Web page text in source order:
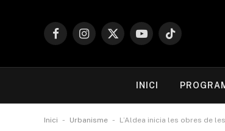
FacebookInstagram
X
YouTubeTikTok
INICI
Inici - Urbanisme - L’Aldea inicia les obres de